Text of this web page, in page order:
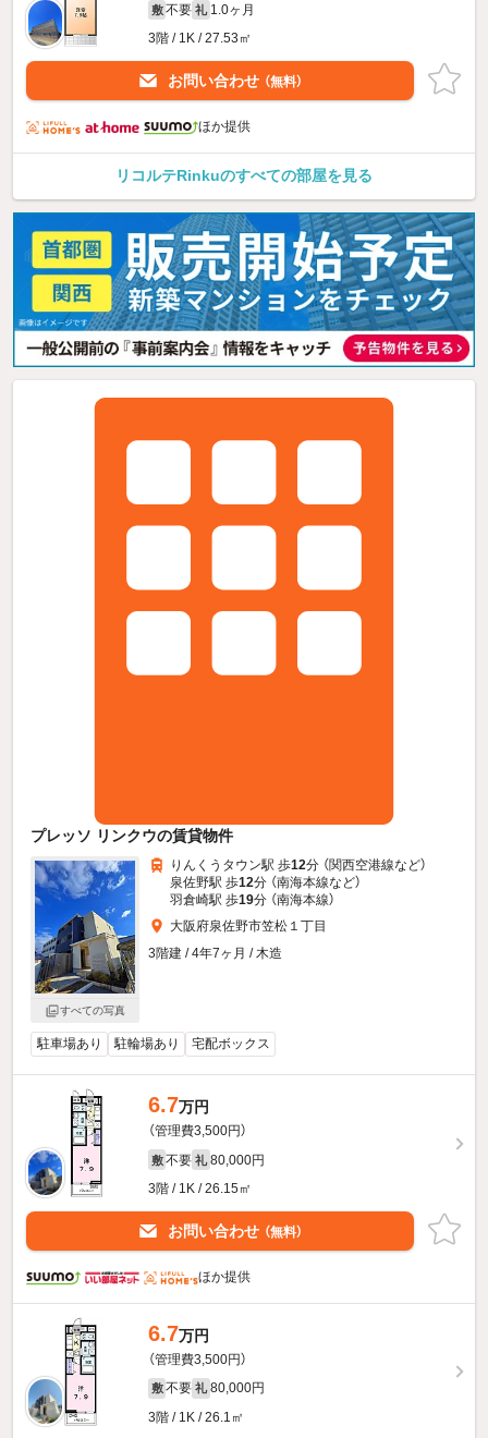
敷 不要 礼 1.0ヶ月
3階 / 1K / 27.53㎡
お問い合わせ （無料）
ほか提供
リコルテRinkuのすべての部屋を見る
プレッソ リンクウの賃貸物件
すべての写真
りんくうタウン駅 歩12分 （関西空港線など）
泉佐野駅 歩12分 （南海本線など）
羽倉崎駅 歩19分 （南海本線）
大阪府泉佐野市笠松１丁目
3階建 / 4年7ヶ月 / 木造
駐車場あり 駐輪場あり 宅配ボックス
6.7万円
（管理費3,500円）
敷 不要 礼 80,000円
3階 / 1K / 26.15㎡
お問い合わせ （無料）
ほか提供
6.7万円
（管理費3,500円）
敷 不要 礼 80,000円
3階 / 1K / 26.1㎡